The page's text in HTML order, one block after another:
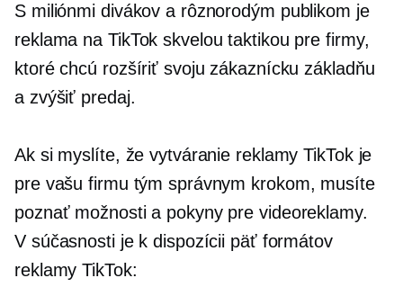
S miliónmi divákov a rôznorodým publikom je
reklama na TikTok skvelou taktikou pre firmy,
ktoré chcú rozšíriť svoju zákaznícku základňu
a zvýšiť predaj.
Ak si myslíte, že vytváranie reklamy TikTok je
pre vašu firmu tým správnym krokom, musíte
poznať možnosti a pokyny pre videoreklamy.
V súčasnosti je k dispozícii päť formátov
reklamy TikTok: